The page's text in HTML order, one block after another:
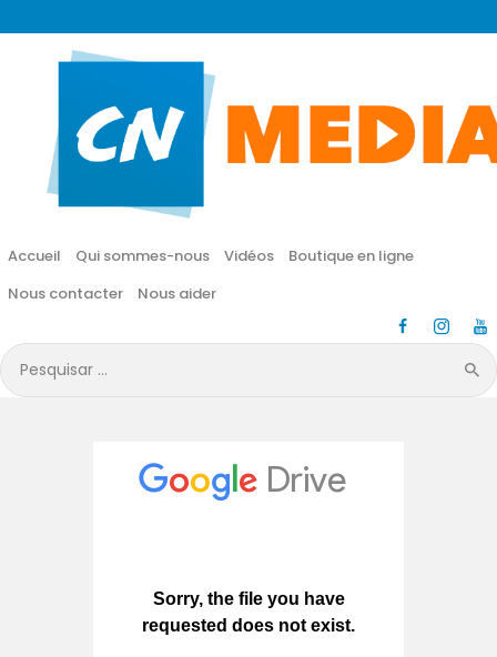
Accueil Qui sommes-nous Vidéos
Boutique en ligne
Nous contacter
Nous aider
Pesquisar
por:
CN MÉDIA
Une vie nouvelle en JESUS !
Accueil
Vidéos
Boutique en ligne
Nous aider